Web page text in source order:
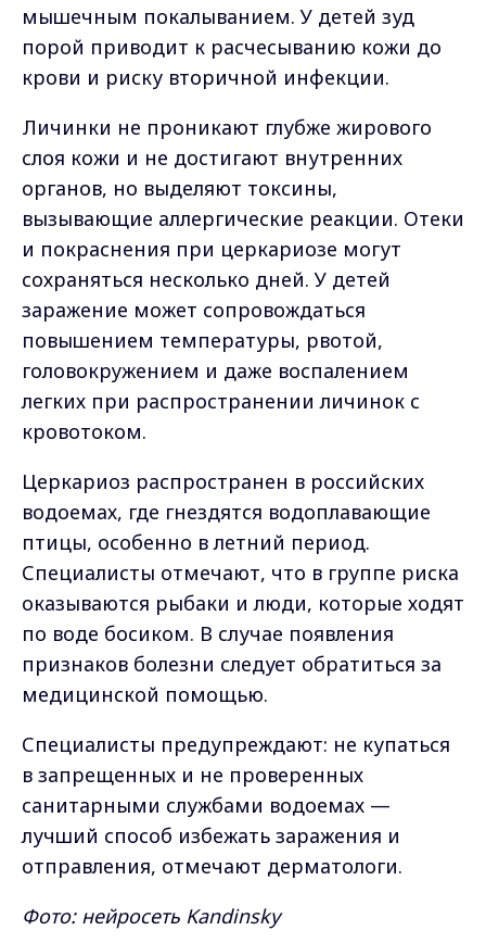
мышечным покалыванием. У детей зуд
порой приводит к расчесыванию кожи до
крови и риску вторичной инфекции.
Личинки не проникают глубже жирового
слоя кожи и не достигают внутренних
органов, но выделяют токсины,
вызывающие аллергические реакции. Отеки
и покраснения при церкариозе могут
сохраняться несколько дней. У детей
заражение может сопровождаться
повышением температуры, рвотой,
головокружением и даже воспалением
легких при распространении личинок с
кровотоком.
Церкариоз распространен в российских
водоемах, где гнездятся водоплавающие
птицы, особенно в летний период.
Специалисты отмечают, что в группе риска
оказываются рыбаки и люди, которые ходят
по воде босиком. В случае появления
признаков болезни следует обратиться за
медицинской помощью.
Специалисты предупреждают: не купаться
в запрещенных и не проверенных
санитарными службами водоемах —
лучший способ избежать заражения и
отправления, отмечают дерматологи.
Фото: нейросеть Kandinsky